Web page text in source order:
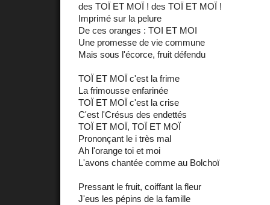
des TOÏ ET MOÏ ! des TOÏ ET MOÏ !
Imprimé sur la pelure
De ces oranges : TOI ET MOI
Une promesse de vie commune
Mais sous l'écorce, fruit défendu
TOÏ ET MOÏ c'est la frime
La frimousse enfarinée
TOÏ ET MOÏ c'est la crise
C'est l'Crésus des endettés
TOÏ ET MOÏ, TOÏ ET MOÏ
Prononçant le i très mal
Ah l'orange toi et moi
L'avons chantée comme au Bolchoï
Pressant le fruit, coiffant la fleur
J'eus les pépins de la famille